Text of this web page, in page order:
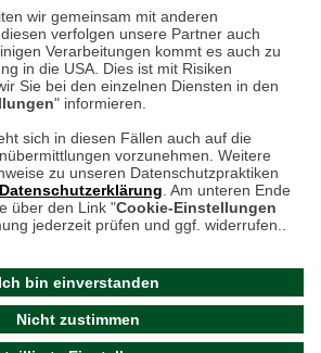
wir gemeinsam mit anderen
verfolgen unsere Partner auch
Verarbeitungen kommt es auch zu
in die USA. Dies ist mit Risiken
Sie bei den einzelnen Diensten in den
" informieren.
sich in diesen Fällen auch auf die
vorzunehmen. Weitere
zu unseren Datenschutzpraktiken
Datenschutzerklärung . Am unteren Ende
über den Link "Cookie-Einstellungen
jederzeit prüfen und ggf. widerrufen..
Ich bin einverstanden
Nicht zustimmen
Umwelt und Entsorgung
Hinweisgeber-Schutzgesetz
unserer Website
06.08.2026 um 18:47
2024 THE BRITISH SHOP
GmbH & Co. KG
in Ihrem Browser
aktuell keine Cookies!
in diesem Fall unseren Online-Shop
dass Ihr Browser unsere funktionalen
Ihres Besuchs auf unserer Website